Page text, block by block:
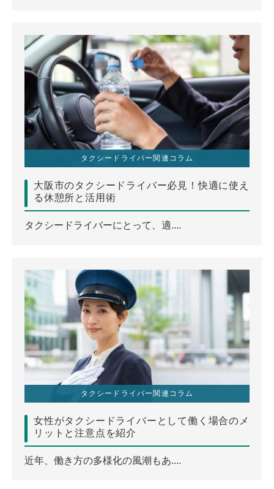
タクシードライバー関連コラム
大阪市のタクシードライバー必見！快適に使え
る休憩所と活用術
タクシードライバーにとって、適....
タクシードライバー関連コラム
女性がタクシードライバーとして働く場合のメ
リットと注意点を紹介
近年、働き方の多様化の風潮もあ....